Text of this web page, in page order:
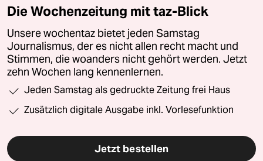
Die Wochenzeitung mit taz-Blick
Unsere wochentaz bietet jeden Samstag
Journalismus, der es nicht allen recht macht und
Stimmen, die woanders nicht gehört werden. Jetzt
zehn Wochen lang kennenlernen.
Jeden Samstag als gedruckte Zeitung frei Haus
Zusätzlich digitale Ausgabe inkl. Vorlesefunktion
Jetzt bestellen